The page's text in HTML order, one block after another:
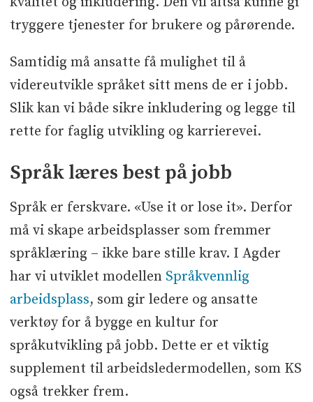
tryggere tjenester for brukere og pårørende.
Samtidig må ansatte få mulighet til å
videreutvikle språket sitt mens de er i jobb.
Slik kan vi både sikre inkludering og legge til
rette for faglig utvikling og karrierevei.
Språk læres best på jobb
Språk er ferskvare. «Use it or lose it». Derfor
må vi skape arbeidsplasser som fremmer
språklæring – ikke bare stille krav. I Agder
har vi utviklet modellen Språkvennlig
arbeidsplass, som gir ledere og ansatte
verktøy for å bygge en kultur for
språkutvikling på jobb. Dette er et viktig
supplement til arbeidsledermodellen, som KS
også trekker frem.